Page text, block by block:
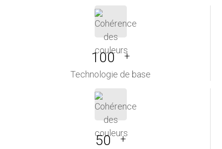
100 +
Technologie de base
50 +